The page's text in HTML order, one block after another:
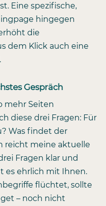
Eine spezifische,
hingegen
die
dem Klick auch eine
Gespräch
mehr Seiten
diese drei Fragen: Für
Was findet der
reicht meine aktuelle
Fragen klar und
es ehrlich mit Ihnen.
flüchtet, sollte
– noch nicht